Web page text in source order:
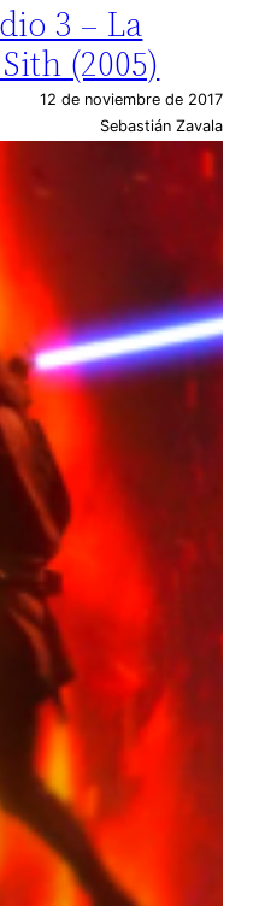
3 – La
(2005)
12 de noviembre de 2017
Sebastián Zavala